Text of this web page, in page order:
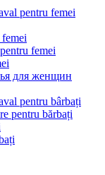
pentru femei
femei
для женщин
pentru bârbați
pentru bărbați